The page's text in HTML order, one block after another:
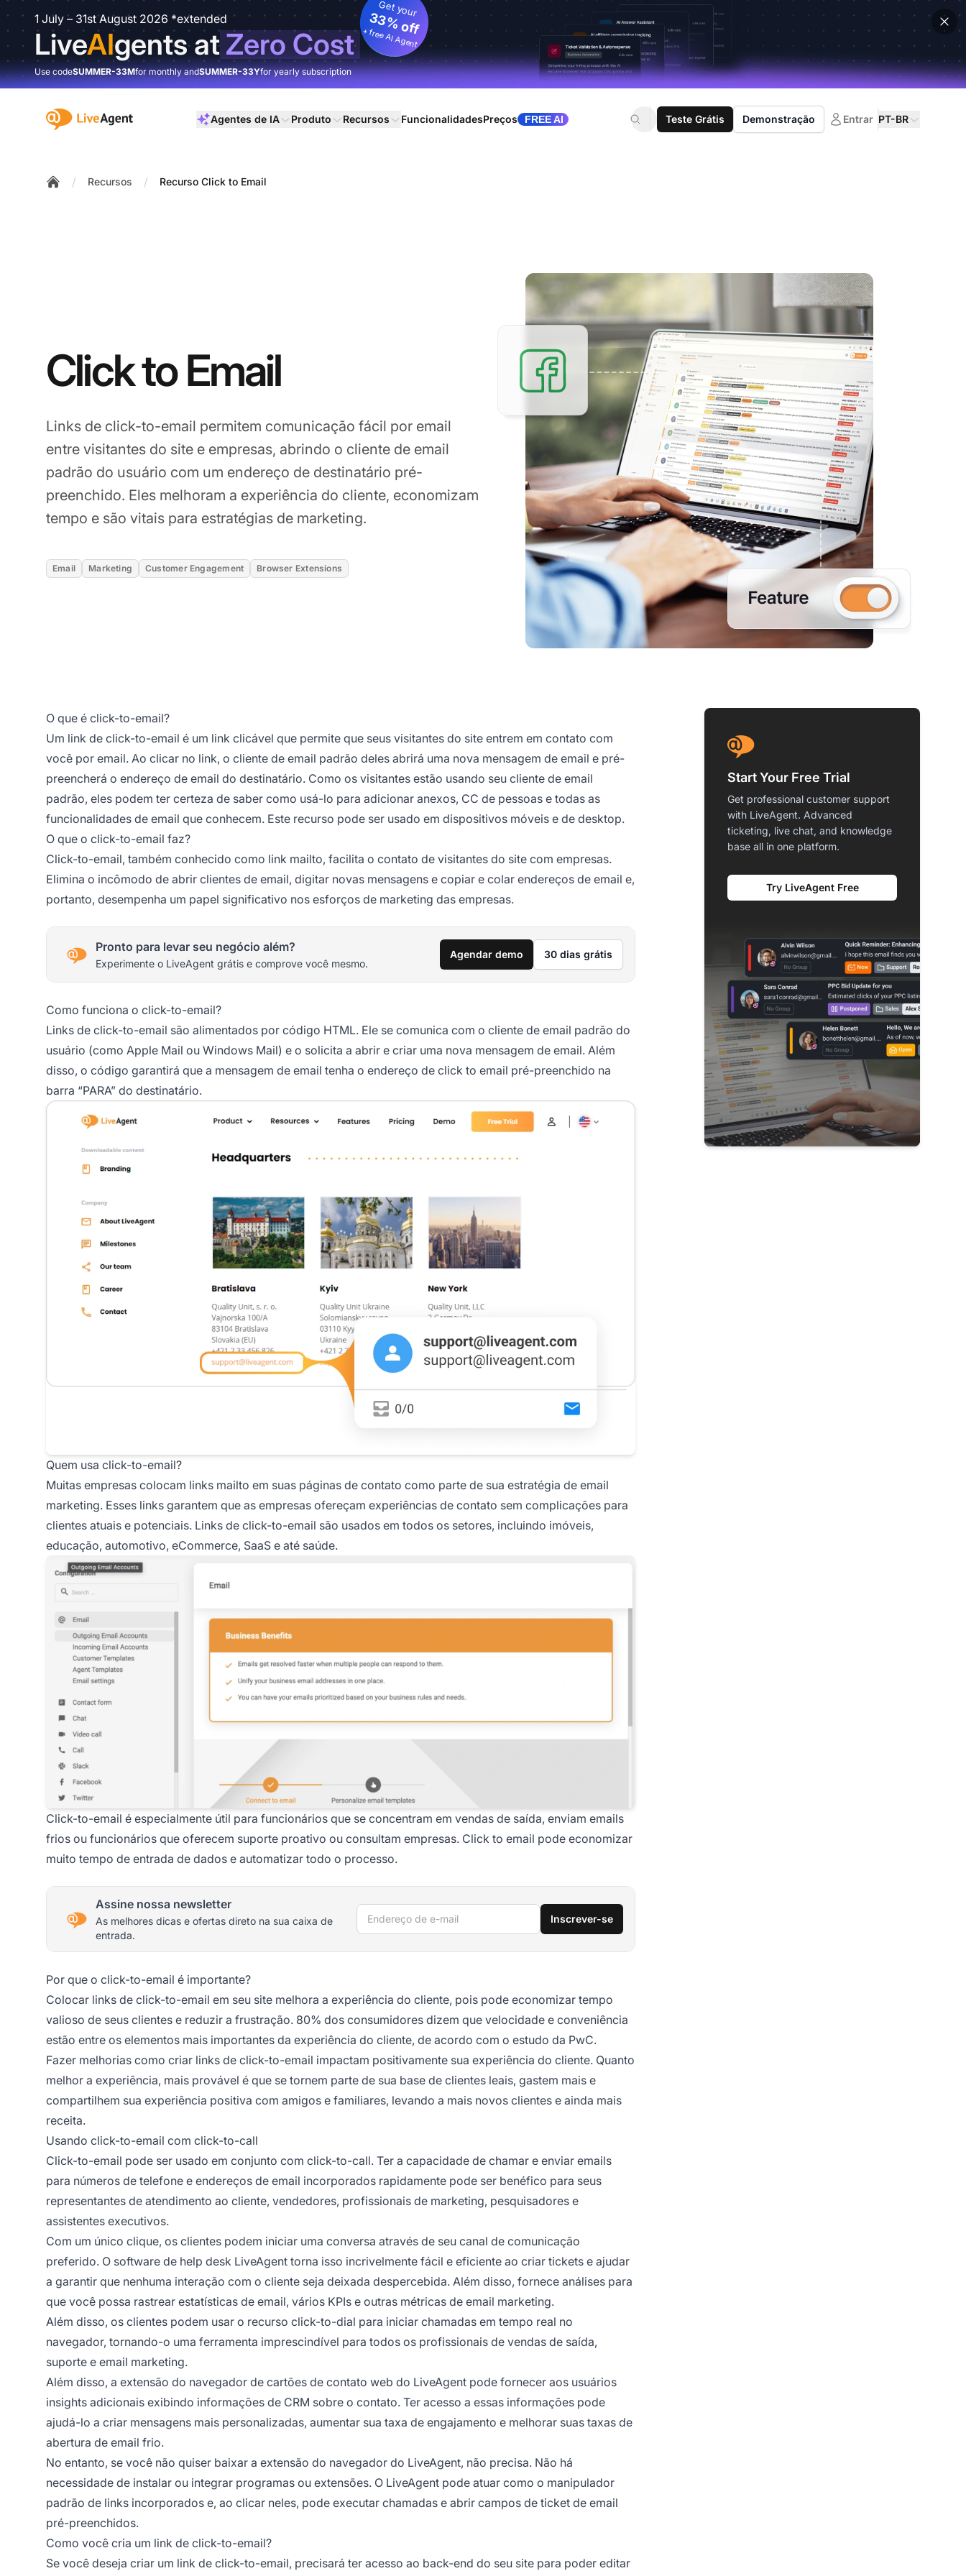
1 July – 31st August 2026 *extended
LiveAIgents atZero Cost
Get your
33% off
+ free AI Agent
Use codeSUMMER-33Mfor monthly andSUMMER-33Yfor yearly subscription
:site.title Agentes de IA Produto Recursos FuncionalidadesPreços FREE AI Teste Grátis Demonstração Entrar PT-BR
/ Recursos / Recurso Click to Email
Click to Email
Links de click-to-email permitem comunicação fácil por email
entre visitantes do site e empresas, abrindo o cliente de email
padrão do usuário com um endereço de destinatário pré-
preenchido. Eles melhoram a experiência do cliente, economizam
tempo e são vitais para estratégias de marketing.
Email Marketing Customer Engagement Browser Extensions
O que é click-to-email?
Um link de click-to-email é um link clicável que permite que seus visitantes do site entrem em contato com
você por email. Ao clicar no link, o cliente de email padrão deles abrirá uma nova mensagem de email e pré-
preencherá o endereço de email do destinatário. Como os visitantes estão usando seu cliente de email
padrão, eles podem ter certeza de saber como usá-lo para adicionar anexos, CC de pessoas e todas as
funcionalidades de email que conhecem. Este recurso pode ser usado em dispositivos móveis e de desktop.
O que o click-to-email faz?
Click-to-email, também conhecido como link mailto, facilita o contato de visitantes do site com empresas.
Elimina o incômodo de abrir clientes de email, digitar novas mensagens e copiar e colar endereços de email e,
portanto, desempenha um papel significativo nos esforços de marketing das empresas.
Pronto para levar seu negócio além?
Experimente o LiveAgent grátis e comprove você mesmo.
Agendar demo 30 dias grátis
Como funciona o click-to-email?
Links de click-to-email são alimentados por código HTML. Ele se comunica com o cliente de email padrão do
usuário (como Apple Mail ou Windows Mail) e o solicita a abrir e criar uma nova mensagem de email. Além
disso, o código garantirá que a mensagem de email tenha o endereço de click to email pré-preenchido na
barra “PARA” do destinatário.
Quem usa click-to-email?
Muitas empresas colocam links mailto em suas páginas de contato como parte de sua estratégia de email
marketing. Esses links garantem que as empresas ofereçam experiências de contato sem complicações para
clientes atuais e potenciais. Links de click-to-email são usados em todos os setores, incluindo imóveis,
educação, automotivo, eCommerce, SaaS e até saúde.
Click-to-email é especialmente útil para funcionários que se concentram em vendas de saída, enviam emails
frios ou funcionários que oferecem suporte proativo ou consultam empresas. Click to email pode economizar
muito tempo de entrada de dados e automatizar todo o processo.
Assine nossa newsletter
As melhores dicas e ofertas direto na sua caixa de
entrada.
Endereço de e-mail Inscrever-se
Por que o click-to-email é importante?
Colocar links de click-to-email em seu site melhora a experiência do cliente, pois pode economizar tempo
valioso de seus clientes e reduzir a frustração. 80% dos consumidores dizem que velocidade e conveniência
estão entre os elementos mais importantes da experiência do cliente, de acordo com o estudo da PwC.
Fazer melhorias como criar links de click-to-email impactam positivamente sua experiência do cliente. Quanto
melhor a experiência, mais provável é que se tornem parte de sua base de clientes leais, gastem mais e
compartilhem sua experiência positiva com amigos e familiares, levando a mais novos clientes e ainda mais
receita.
Usando click-to-email com click-to-call
Click-to-email pode ser usado em conjunto com click-to-call. Ter a capacidade de chamar e enviar emails
para números de telefone e endereços de email incorporados rapidamente pode ser benéfico para seus
representantes de atendimento ao cliente, vendedores, profissionais de marketing, pesquisadores e
assistentes executivos.
Com um único clique, os clientes podem iniciar uma conversa através de seu canal de comunicação
preferido. O software de help desk LiveAgent torna isso incrivelmente fácil e eficiente ao criar tickets e ajudar
a garantir que nenhuma interação com o cliente seja deixada despercebida. Além disso, fornece análises para
que você possa rastrear estatísticas de email, vários KPIs e outras métricas de email marketing.
Além disso, os clientes podem usar o recurso click-to-dial para iniciar chamadas em tempo real no
navegador, tornando-o uma ferramenta imprescindível para todos os profissionais de vendas de saída,
suporte e email marketing.
Além disso, a extensão do navegador de cartões de contato web do LiveAgent pode fornecer aos usuários
insights adicionais exibindo informações de CRM sobre o contato. Ter acesso a essas informações pode
ajudá-lo a criar mensagens mais personalizadas, aumentar sua taxa de engajamento e melhorar suas taxas de
abertura de email frio.
No entanto, se você não quiser baixar a extensão do navegador do LiveAgent, não precisa. Não há
necessidade de instalar ou integrar programas ou extensões. O LiveAgent pode atuar como o manipulador
padrão de links incorporados e, ao clicar neles, pode executar chamadas e abrir campos de ticket de email
pré-preenchidos.
Como você cria um link de click-to-email?
Se você deseja criar um link de click-to-email, precisará ter acesso ao back-end do seu site para poder editar
Start Your Free Trial
Get professional customer support
with LiveAgent. Advanced
ticketing, live chat, and knowledge
base all in one platform.
Try LiveAgent Free